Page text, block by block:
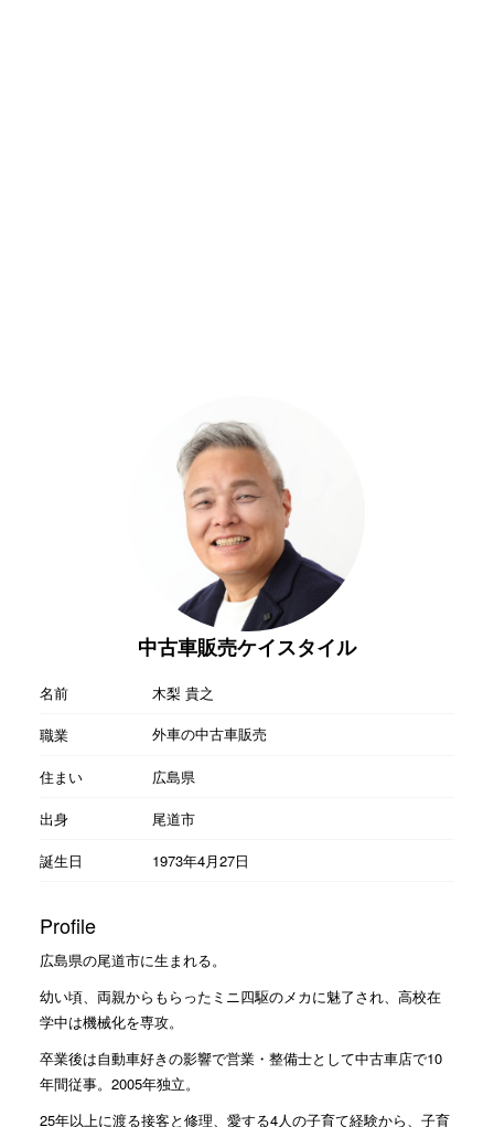
中古車販売ケイスタイル
名前
木梨 貴之
職業
外車の中古車販売
住まい
広島県
出身
尾道市
誕生日
1973年4月27日
Profile
広島県の尾道市に生まれる。
幼い頃、両親からもらったミニ四駆のメカに魅了され、高校在
学中は機械化を専攻。
卒業後は自動車好きの影響で営業・整備士として中古車店で10
年間従事。2005年独立。
25年以上に渡る接客と修理、愛する4人の子育て経験から、子育